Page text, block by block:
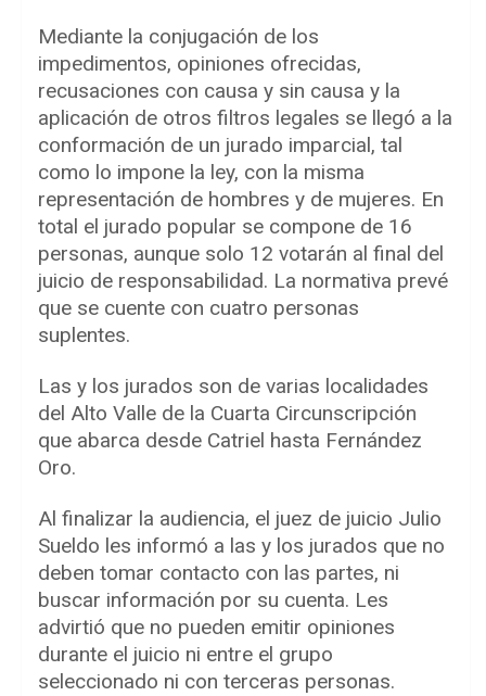
Mediante la conjugación de los
impedimentos, opiniones ofrecidas,
recusaciones con causa y sin causa y la
aplicación de otros filtros legales se llegó a la
conformación de un jurado imparcial, tal
como lo impone la ley, con la misma
representación de hombres y de mujeres. En
total el jurado popular se compone de 16
personas, aunque solo 12 votarán al final del
juicio de responsabilidad. La normativa prevé
que se cuente con cuatro personas
suplentes.
Las y los jurados son de varias localidades
del Alto Valle de la Cuarta Circunscripción
que abarca desde Catriel hasta Fernández
Oro.
Al finalizar la audiencia, el juez de juicio Julio
Sueldo les informó a las y los jurados que no
deben tomar contacto con las partes, ni
buscar información por su cuenta. Les
advirtió que no pueden emitir opiniones
durante el juicio ni entre el grupo
seleccionado ni con terceras personas.